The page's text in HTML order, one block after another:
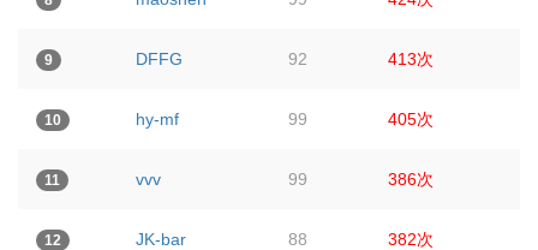
9 DFFG 92 413次
10 hy-mf 99 405次
11 vvv 99 386次
12 JK-bar 88 382次